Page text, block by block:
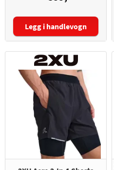
Størrelse:
Legg i handlevogn